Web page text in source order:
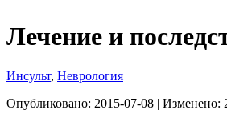
Лечение и
Инсульт, Неврология
Опубликовано: 2015-07-08 | Изменено: